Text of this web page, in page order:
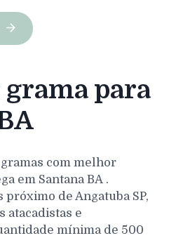
para
com melhor
em Santana BA .
de Angatuba SP,
atacadistas e
mínima de 500